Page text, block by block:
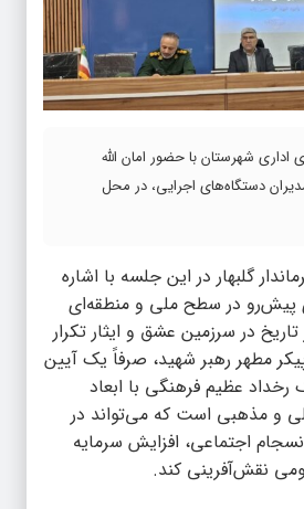
اداری شهرستان با حضور امان الله
دستگاه‌های اجرایی، در محل
گلبهار در این جلسه با اشاره
پیش‌رو در سطح ملی و منطقه‌ای
در سرزمین عشق و ایثار تکرار
مطهر رهبر شهید، صرفاً یک آیین
عظیم فرهنگی با ابعاد
و مذهبی است که می‌تواند در
اجتماعی، افزایش سرمایه
نقش‌آفرینی کند.